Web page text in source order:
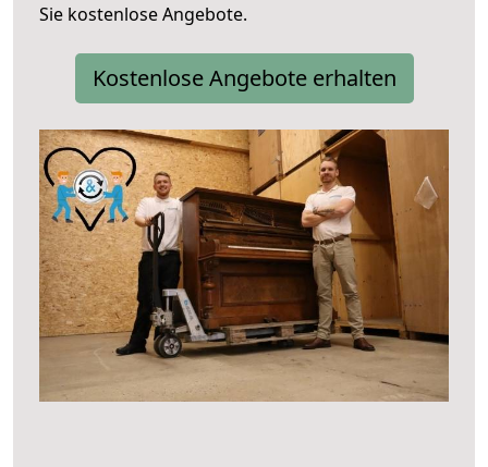
Sie kostenlose Angebote.
Kostenlose Angebote erhalten